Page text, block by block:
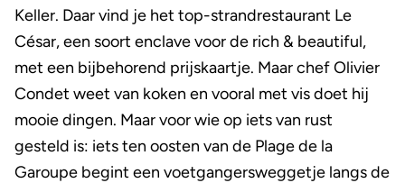
Keller. Daar vind je het top-strandrestaurant Le
César, een soort enclave voor de rich & beautiful,
met een bijbehorend prijskaartje. Maar chef Olivier
Condet weet van koken en vooral met vis doet hij
mooie dingen. Maar voor wie op iets van rust
gesteld is: iets ten oosten van de Plage de la
Garoupe begint een voetgangersweggetje langs de